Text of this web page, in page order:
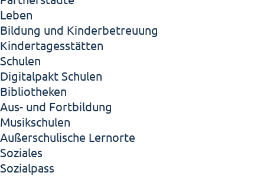
Leben
Bildung und Kinderbetreuung
Kindertagesstätten
Schulen
Digitalpakt Schulen
Bibliotheken
Aus- und Fortbildung
Musikschulen
Außerschulische Lernorte
Soziales
Sozialpass